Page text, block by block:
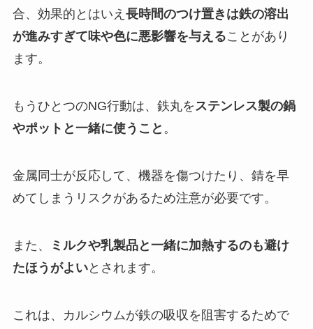
合、効果的とはいえ 長時間のつけ置きは鉄の溶出
が進みすぎて味や色に悪影響を与えることがあり
ます。
もうひとつのNG行動は、鉄丸をステンレス製の鍋
やポットと一緒に使うこと 。
金属同士が反応して、機器を傷つけたり、錆を早
めてしまうリスクがあるため注意が必要です。
また、
ミルクや乳製品と一緒に加熱するのも避け
たほうがよいとされます。
これは、カルシウムが鉄の吸収を阻害するためで